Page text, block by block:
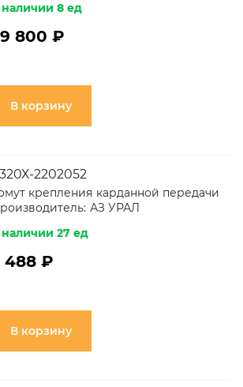
8 ед
800 ₽
В корзину
2202052
крепления карданной передачи
АЗ УРАЛ
27 ед
488 ₽
В корзину